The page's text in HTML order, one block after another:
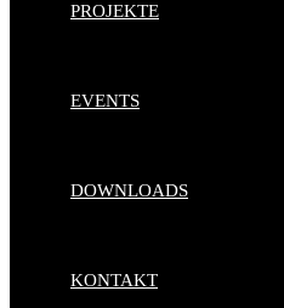
PROJEKTE
EVENTS
DOWNLOADS
KONTAKT